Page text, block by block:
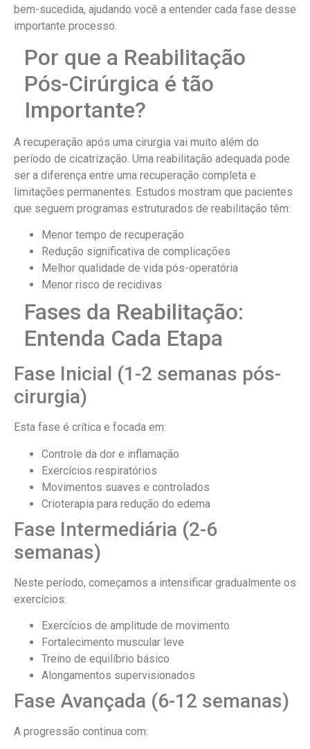
bem-sucedida, ajudando você a entender cada fase desse
importante processo.
Por que a Reabilitação
Pós-Cirúrgica é tão
Importante?
A recuperação após uma cirurgia vai muito além do
período de cicatrização. Uma reabilitação adequada pode
ser a diferença entre uma recuperação completa e
limitações permanentes. Estudos mostram que pacientes
que seguem programas estruturados de reabilitação têm:
Menor tempo de recuperação
Redução significativa de complicações
Melhor qualidade de vida pós-operatória
Menor risco de recidivas
Fases da Reabilitação:
Entenda Cada Etapa
Fase Inicial (1-2 semanas pós-
cirurgia)
Esta fase é crítica e focada em:
Controle da dor e inflamação
Exercícios respiratórios
Movimentos suaves e controlados
Crioterapia para redução do edema
Fase Intermediária (2-6
semanas)
Neste período, começamos a intensificar gradualmente os
exercícios:
Exercícios de amplitude de movimento
Fortalecimento muscular leve
Treino de equilíbrio básico
Alongamentos supervisionados
Fase Avançada (6-12 semanas)
A progressão continua com: